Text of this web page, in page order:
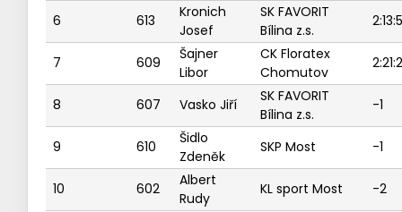
6 613
Kronich
Josef
SK FAVORIT
Bílina z.s.
7 609
Šajner
Libor
CK Floratex
Chomutov
8 607 Vasko Jiří
SK FAVORIT
Bílina z.s.
-1
9 610
Šidlo
Zdeněk
SKP Most -1
10 602
Albert
Rudy
KL sport Most -2